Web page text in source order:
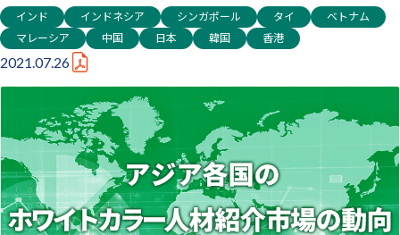
インド インドネシア シンガポール タイ
ベトナム
マレーシア
中国 日本 韓国 香港
2021.07.26